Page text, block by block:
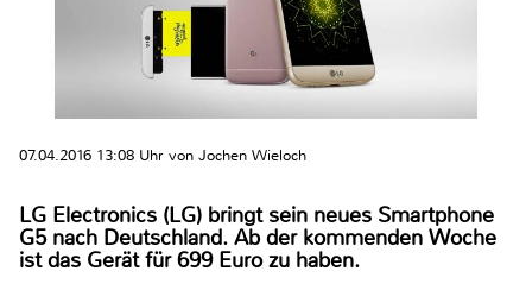
07.04.2016 13:08 Uhr von Jochen Wieloch
LG Electronics (LG) bringt sein neues Smartphone
G5 nach Deutschland. Ab der kommenden Woche
ist das Gerät für 699 Euro zu haben.